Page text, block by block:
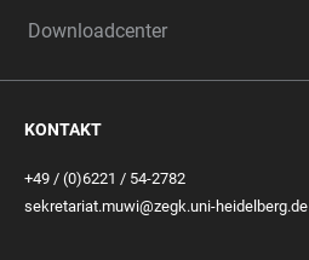
Downloadcenter
KONTAKT
+49 / (0)6221 / 54-2782
sekretariat.muwi@zegk.uni-heidelberg.de